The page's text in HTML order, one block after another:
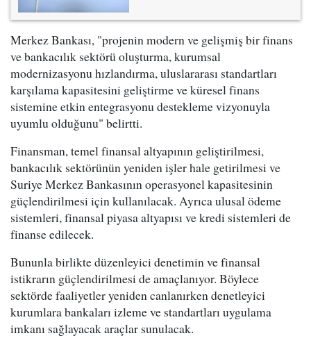
Merkez Bankası, "projenin modern ve gelişmiş bir finans
ve bankacılık sektörü oluşturma, kurumsal
modernizasyonu hızlandırma, uluslararası standartları
karşılama kapasitesini geliştirme ve küresel finans
sistemine etkin entegrasyonu destekleme vizyonuyla
uyumlu olduğunu" belirtti.
Finansman, temel finansal altyapının geliştirilmesi,
bankacılık sektörünün yeniden işler hale getirilmesi ve
Suriye Merkez Bankasının operasyonel kapasitesinin
güçlendirilmesi için kullanılacak. Ayrıca ulusal ödeme
sistemleri, finansal piyasa altyapısı ve kredi sistemleri de
finanse edilecek.
Bununla birlikte düzenleyici denetimin ve finansal
istikrarın güçlendirilmesi de amaçlanıyor. Böylece
sektörde faaliyetler yeniden canlanırken denetleyici
kurumlara bankaları izleme ve standartları uygulama
imkanı sağlayacak araçlar sunulacak.